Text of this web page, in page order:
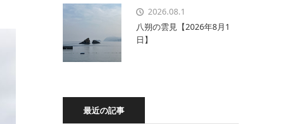
2026.08.1
八朔の雲見【2026年8月1
日】
最近の記事